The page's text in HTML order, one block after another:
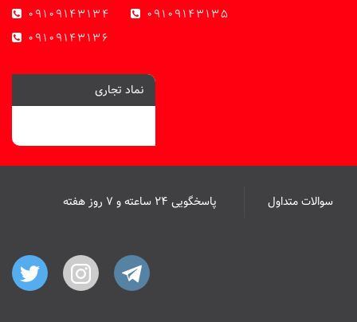
09109143134
09109143135
09109143136
نماد تجاری
سوالات متداول پاسخگویی ۲۴ ساعته و ۷ روز هفته